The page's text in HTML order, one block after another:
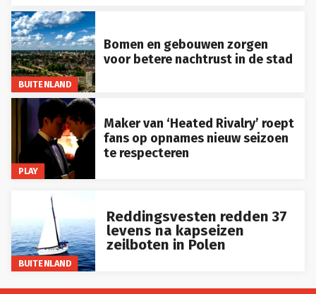
BUITENLAND
Bomen en gebouwen zorgen
voor betere nachtrust in de stad
PLAY
Maker van ‘Heated Rivalry’ roept
fans op opnames nieuw seizoen
te respecteren
BUITENLAND
Reddingsvesten redden 37
levens na kapseizen
zeilboten in Polen